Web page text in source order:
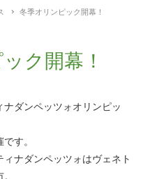
冬季オリンピック開幕！
ク開幕！
ナダンペッツォオリンピッ
す。
ナダンペッツォはヴェネト